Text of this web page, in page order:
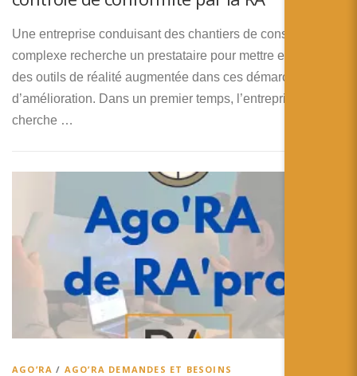
Une entreprise conduisant des chantiers de construction
complexe recherche un prestataire pour mettre en place
des outils de réalité augmentée dans ces démarches
d’amélioration. Dans un premier temps, l’entreprise
cherche …
AGO’RA / AGO’RA DEMANDES ET BESOINS